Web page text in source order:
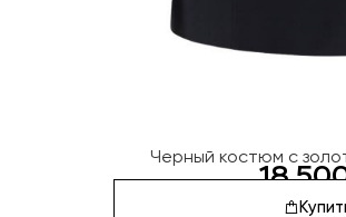
Черный костюм с
18